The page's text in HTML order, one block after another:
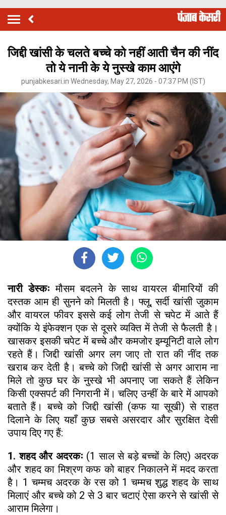
जिद्दी खांसी के चलते बच्चे को नहीं आती चैन की नींद
तो ये नानी के ये नुस्खे काम आएंगे
punjabkesari.in Wednesday, May 27, 2026 - 07:37 PM (IST)
नारी डेस्कःमौसम बदलने के साथ वायरल बीमारियों की
दस्तक आम ही सुनने को मिलती है। फ्लू, सर्दी खांसी जुकाम
और वायरल फीवर इससे कई लोग तेजी से चपेट में आते हैं
क्योंकि ये इंफेक्शन एक से दूसरे व्यक्ति में तेजी से फैलती है।
खासकर इसकी चपेट में बच्चे और कमजोर इम्यूनिटी वाले लोग
रहते हैं। जिद्दी खांसी अगर लग जाए तो रात की नींद तक
खराब कर देती है। बच्चे को जिद्दी खांसी से अगर आराम ना
मिले तो कुछ घर के नुस्खे भी अपनाए जा सकते हैं लेकिन
किसी एक्सपर्ट की निगरानी में। चलिए उन्हीं के बारे में आपको
बताते हैं। बच्चे को जिद्दी खांसी (कफ या सूखी) से राहत
दिलाने के लिए यहाँ कुछ सबसे असरदार और सुरक्षित देसी
उपाय दिए गए हैं:
1. शहद और अदरकः(1 साल से बड़े बच्चों के लिए) अदरक
और शहद का मिश्रण कफ को बाहर निकालने में मदद करता
है। 1 चम्मच अदरक के रस को 1 चम्मच शुद्ध शहद के साथ
मिलाएं और बच्चे को 2 से 3 बार चटाएं ऐसा करने से खांसी से
आराम मिलेगा।